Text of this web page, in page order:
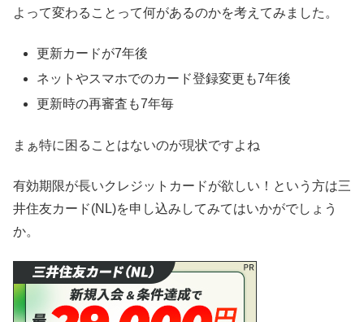
よって変わることって何があるのかを考えてみました。
更新カードが7年後
ネットやスマホでのカード登録変更も7年後
更新時の再審査も7年毎
まぁ特に困ることはないのが現状ですよね
有効期限が長いクレジットカードが欲しい！という方は三
井住友カード(NL)を申し込みしてみてはいかがでしょう
か。